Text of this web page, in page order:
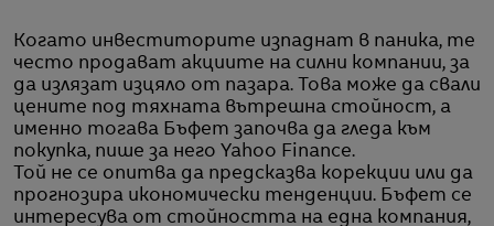
Когато инвеститорите изпаднат в паника, те
често продават акциите на силни компании, за
да излязат изцяло от пазара. Това може да свали
цените под тяхната вътрешна стойност, а
именно тогава Бъфет започва да гледа към
покупка, пише за него Yahoo Finance.
Той не се опитва да предсказва корекции или да
прогнозира икономически тенденции. Бъфет се
интересува от стойността на една компания,